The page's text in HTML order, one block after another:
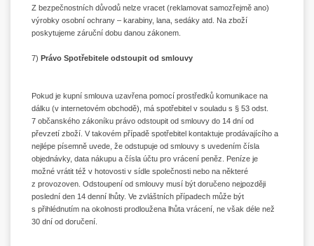
Z bezpečnostních důvodů nelze vracet (reklamovat samozřejmě ano)
výrobky osobní ochrany – karabiny, lana, sedáky atd. Na zboží
poskytujeme záruční dobu danou zákonem.
7) Právo Spotřebitele odstoupit od smlouvy
Pokud je kupní smlouva uzavřena pomocí prostředků komunikace na
dálku (v internetovém obchodě), má spotřebitel v souladu s § 53 odst.
7 občanského zákoníku právo odstoupit od smlouvy do 14 dní od
převzetí zboží. V takovém případě spotřebitel kontaktuje prodávajícího a
nejlépe písemně uvede, že odstupuje od smlouvy s uvedením čísla
objednávky, data nákupu a čísla účtu pro vrácení peněz. Peníze je
možné vrátit též v hotovosti v sídle společnosti nebo na některé
z provozoven. Odstoupení od smlouvy musí být doručeno nejpozději
poslední den 14 denní lhůty. Ve zvláštních případech může být
s přihlédnutím na okolnosti prodloužena lhůta vrácení, ne však déle než
30 dní od doručení.